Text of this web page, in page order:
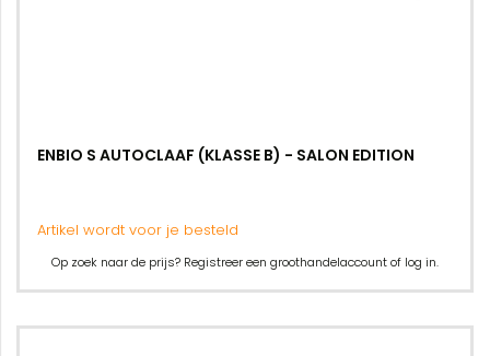
ENBIO S AUTOCLAAF (KLASSE B) - SALON EDITION
Artikel wordt voor je besteld
Op zoek naar de prijs? Registreer een groothandelaccount of log in.